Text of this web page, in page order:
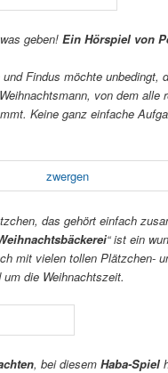
geben!Ein Hörspiel von
Findus möchte unbedingt,
von dem alle
Keine ganz einfache
das gehört einfach
“ ist ein
mit vielen tollen Plätzchen-
die Weihnachtszeit.
, bei diesemHaba-Spiel